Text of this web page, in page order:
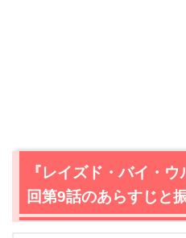
『レイズド・バイ・
回第9話のあらすじと